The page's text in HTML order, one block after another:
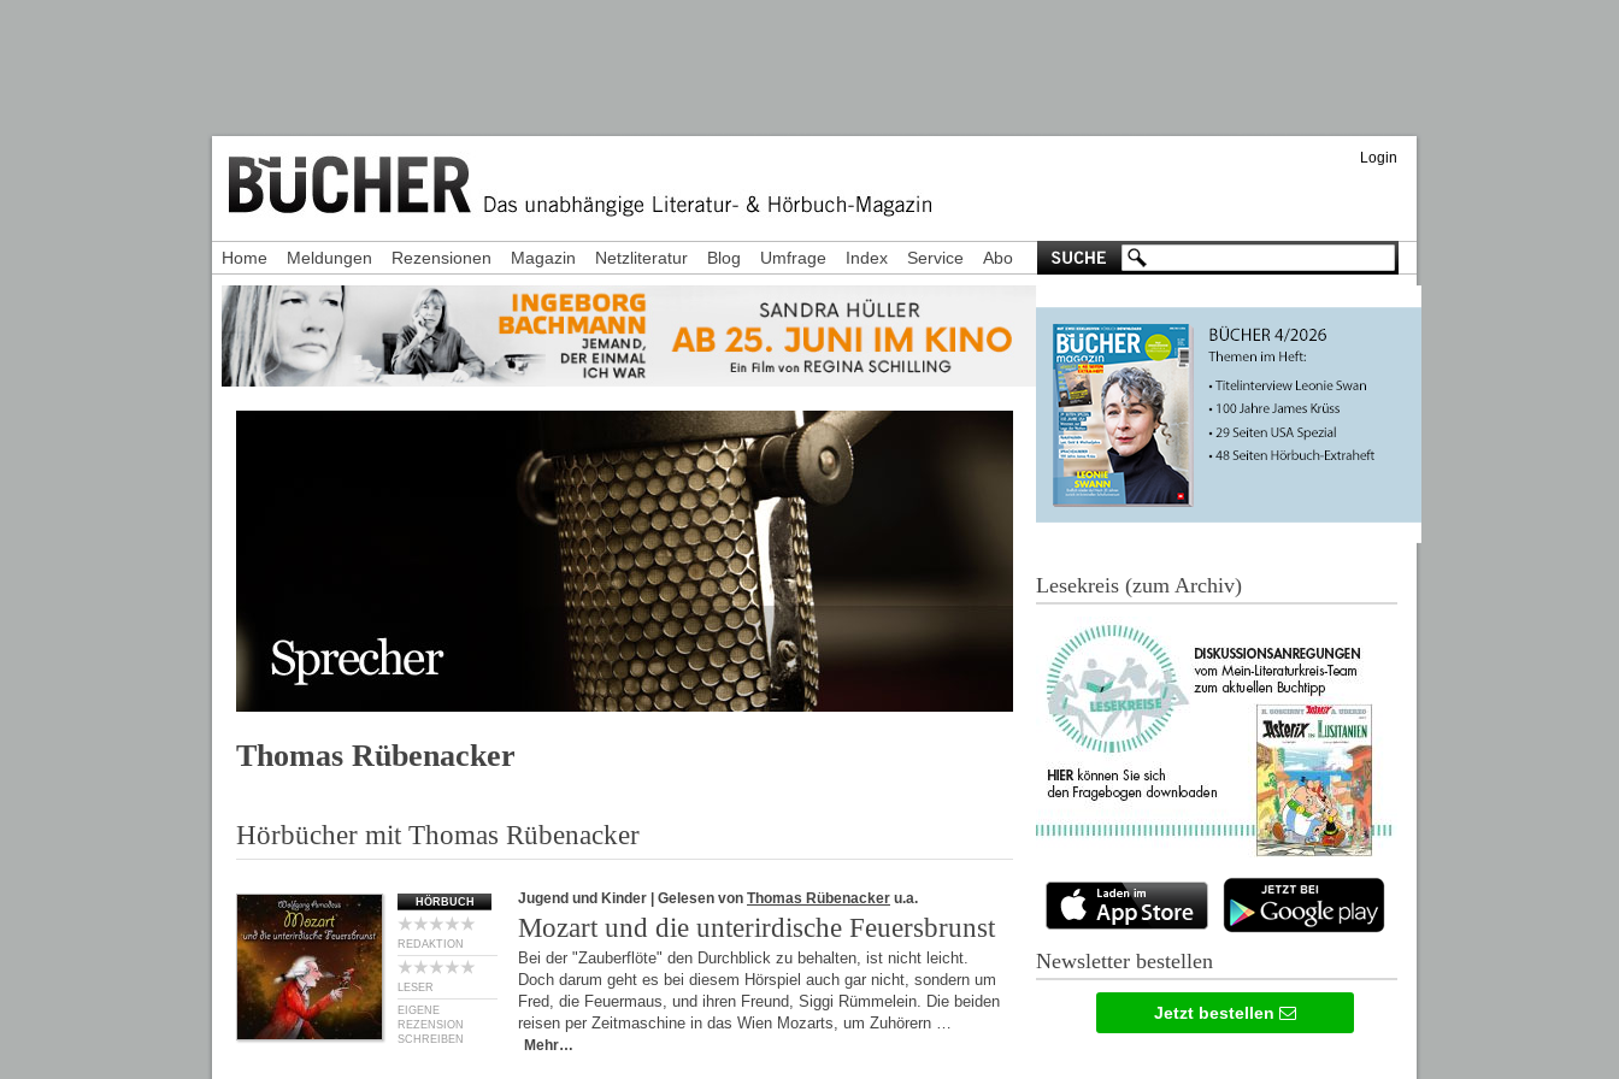
Login
Thomas Rübenacker
Hörbücher mit Thomas Rübenacker
HÖRBUCH
REDAKTION
LESER
EIGENE
REZENSION
SCHREIBEN
Jugend und Kinder | Gelesen von Thomas Rübenacker u.a.
Mozart und die unterirdische Feuersbrunst
Bei der "Zauberflöte" den Durchblick zu behalten, ist nicht leicht.
Doch darum geht es bei diesem Hörspiel auch gar nicht, sondern um
Fred, die Feuermaus, und ihren Freund, Siggi Rümmelein. Die beiden
reisen per Zeitmaschine in das Wien Mozarts, um Zuhörern …
Mehr…
Home Meldungen Rezensionen Magazin Netzliteratur Blog Umfrage Index Service Abo
Lesekreis (zum Archiv)
Newsletter bestellen
Jetzt bestellen